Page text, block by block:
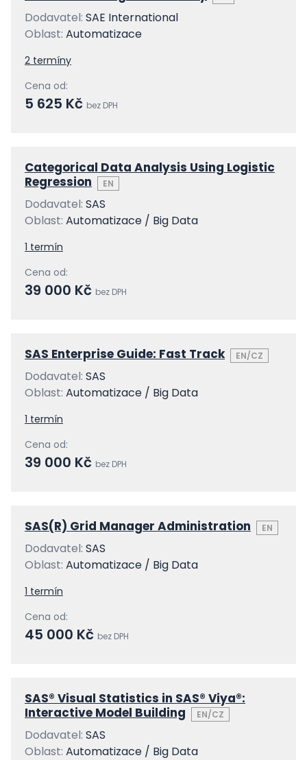
Dodavatel: SAE International
Oblast: Automatizace
2 termíny
Cena od:
5 625 Kč bez DPH
Categorical Data Analysis Using Logistic
Regression
EN
Dodavatel: SAS
Oblast: Automatizace / Big Data
1 termín
Cena od:
39 000 Kč bez DPH
SAS Enterprise Guide: Fast Track EN/CZ
Dodavatel: SAS
Oblast: Automatizace / Big Data
1 termín
Cena od:
39 000 Kč bez DPH
SAS(R) Grid Manager Administration EN
Dodavatel: SAS
Oblast: Automatizace / Big Data
1 termín
Cena od:
45 000 Kč bez DPH
SAS® Visual Statistics in SAS® Viya®:
Interactive Model Building
EN/CZ
Dodavatel: SAS
Oblast: Automatizace / Big Data